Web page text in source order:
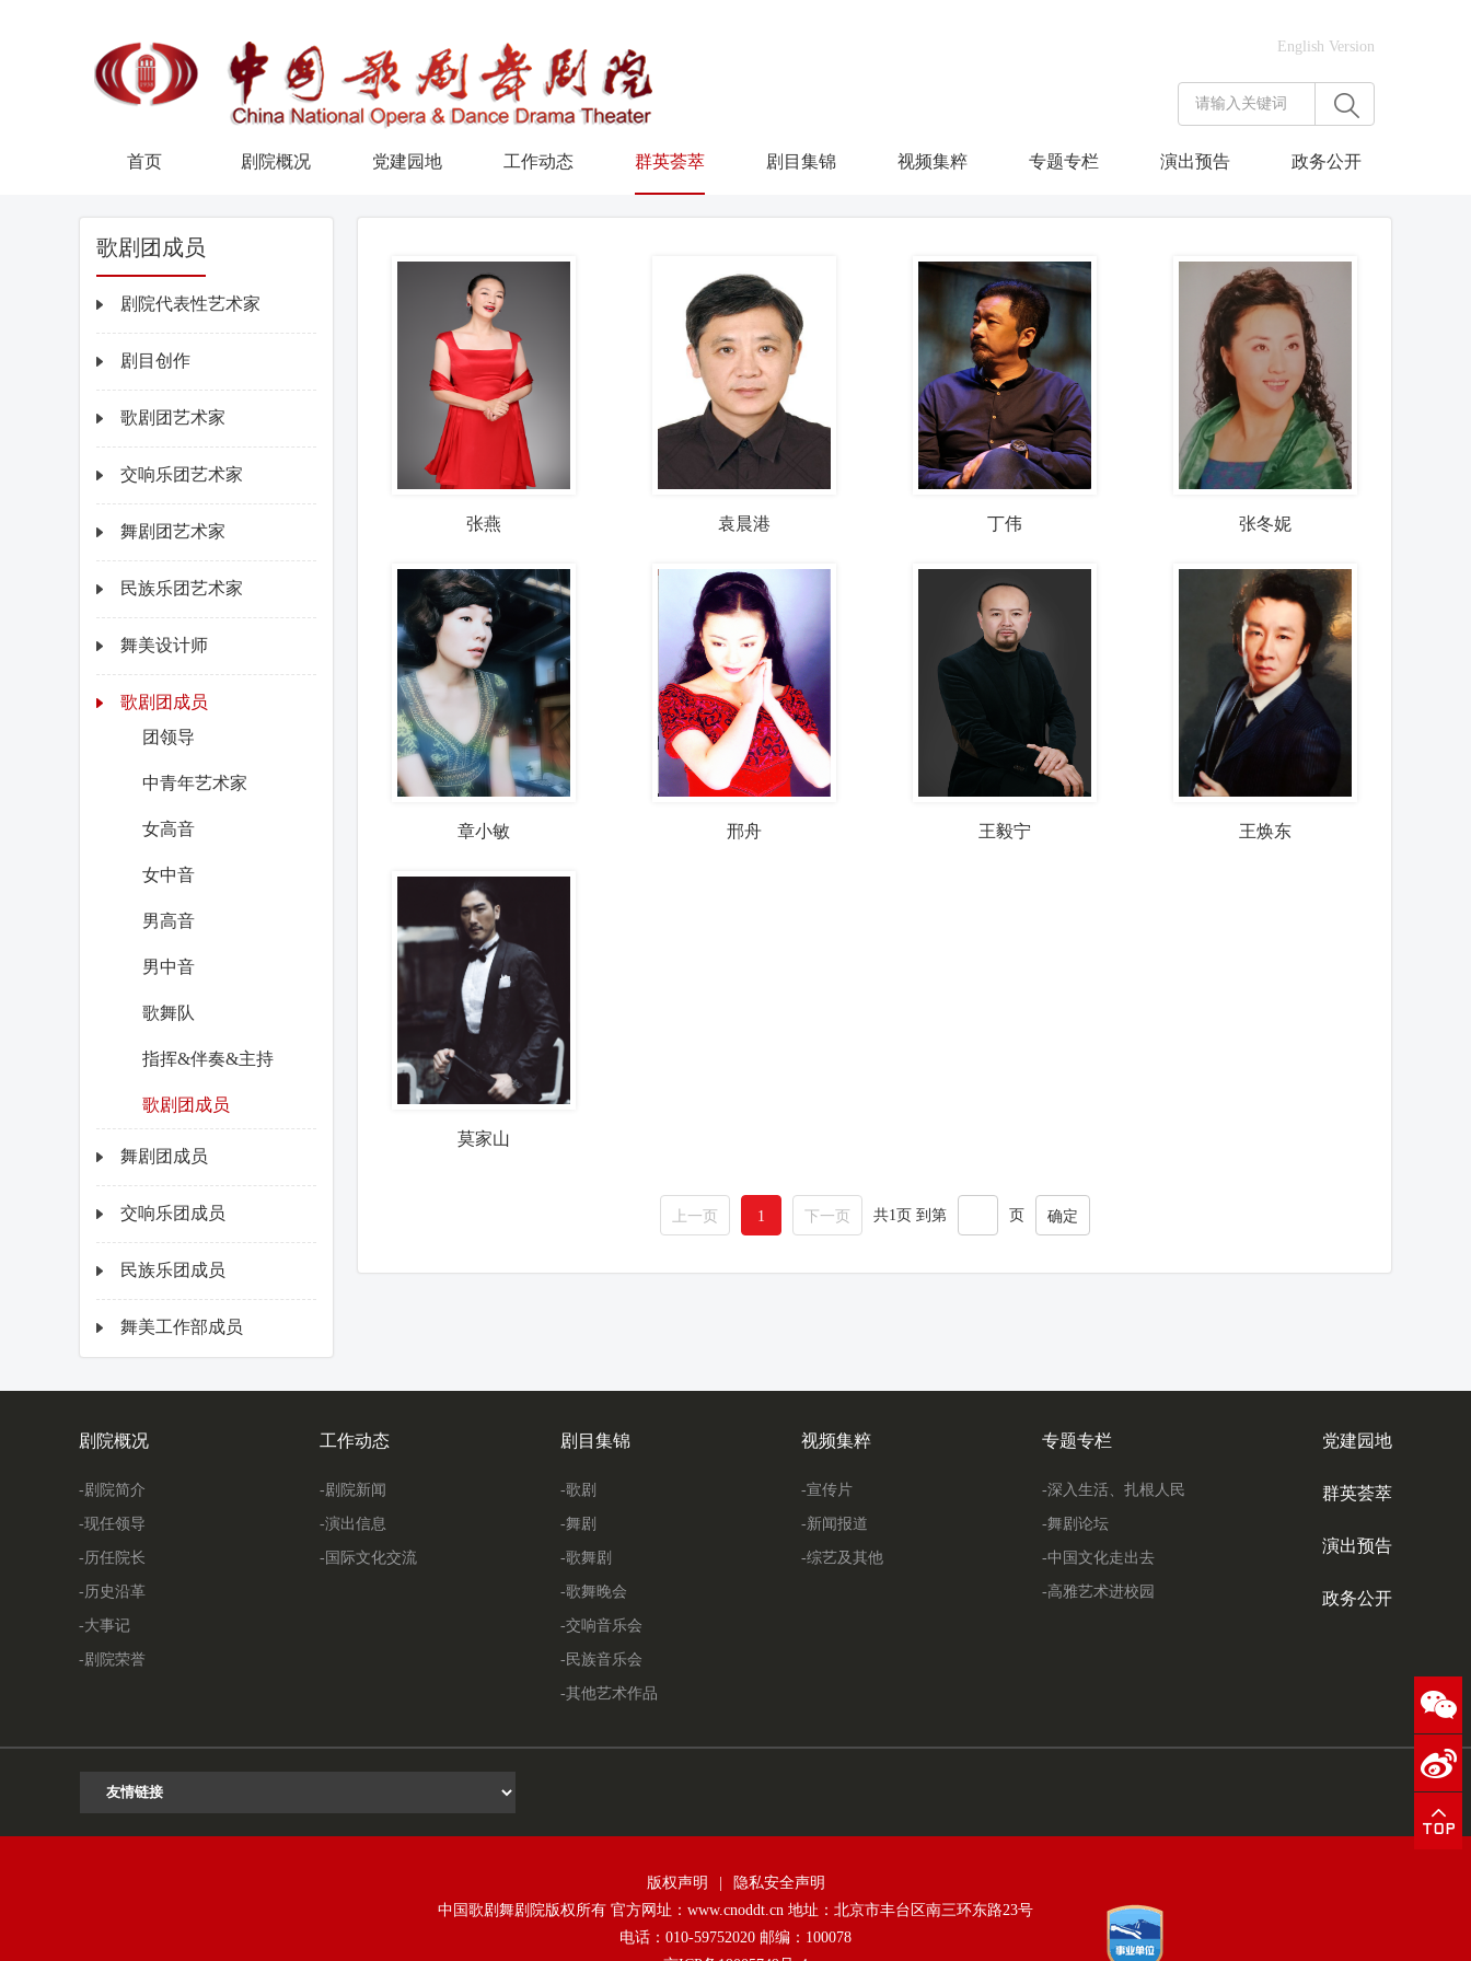
English Version
首页 剧院概况 党建园地 工作动态 群英荟萃 剧目集锦 视频集粹 专题专栏 演出预告 政务公开
歌剧团成员
剧院代表性艺术家
剧目创作
歌剧团艺术家
交响乐团艺术家
舞剧团艺术家
民族乐团艺术家
舞美设计师
歌剧团成员
团领导
中青年艺术家
女高音
女中音
男高音
男中音
歌舞队
指挥&伴奏&主持
歌剧团成员
舞剧团成员
交响乐团成员
民族乐团成员
舞美工作部成员
张燕 袁晨港 丁伟 张冬妮
章小敏 邢舟 王毅宁 王焕东
莫家山
上一页 1 下一页 共1页 到第 页 确定
剧院概况
-剧院简介
-现任领导
-历任院长
-历史沿革
-大事记
-剧院荣誉
工作动态
-剧院新闻
-演出信息
-国际文化交流
剧目集锦
-歌剧
-舞剧
-歌舞剧
-歌舞晚会
-交响音乐会
-民族音乐会
-其他艺术作品
视频集粹
-宣传片
-新闻报道
-综艺及其他
专题专栏
-深入生活、扎根人民
-舞剧论坛
-中国文化走出去
-高雅艺术进校园
党建园地
群英荟萃
演出预告
政务公开
版权声明
隐私安全声明
中国歌剧舞剧院版权所有 官方网址：www.cnoddt.cn 地址：北京市丰台区南三环东路23号
电话：010-59752020 邮编：100078